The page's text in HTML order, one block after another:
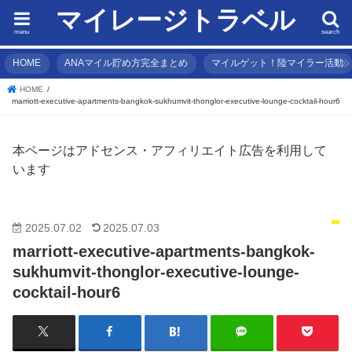
マイレージトラベル search
menu
HOME ANAマイル貯め方完全まとめ マイルゲット！陸マイラー活動
HOME
marriott-executive-apartments-bangkok-sukhumvit-thonglor-executive-lounge-cocktail-hour6
本ページはアドセンス・アフィリエイト広告を利用して
います
2025.07.02 2025.07.03
marriott-executive-apartments-bangkok-
sukhumvit-thonglor-executive-lounge-
cocktail-hour6